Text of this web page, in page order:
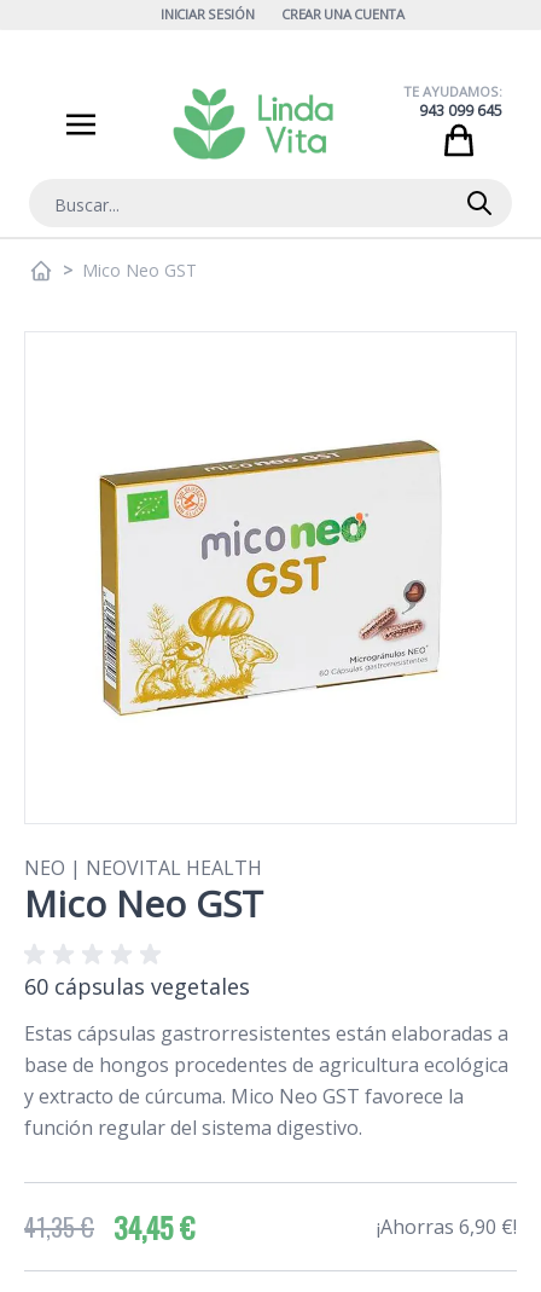
INICIAR SESIÓN CREAR UNA CUENTA
Buscar
TE AYUDAMOS:
943 099 645
> Mico Neo GST
NEO | NEOVITAL HEALTH
Mico Neo GST
60 cápsulas vegetales
Estas cápsulas gastrorresistentes están elaboradas a
base de hongos procedentes de agricultura ecológica
y extracto de cúrcuma. Mico Neo GST favorece la
función regular del sistema digestivo.
41,35 € 34,45 € ¡Ahorras 6,90 €!